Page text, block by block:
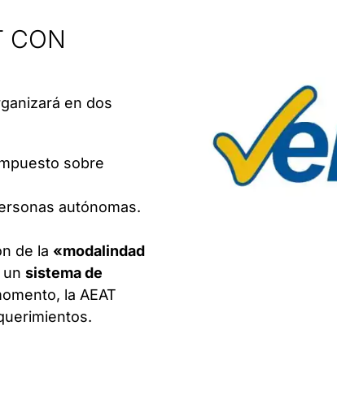
CON
en dos
sobre
autónomas.
de la «modalindad
sistema de
la AEAT